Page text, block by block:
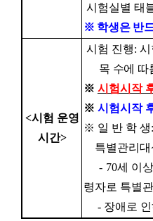
시험실별 태
※ 학생은 반
<시험 운영
시간>
시험 진행:시
목 수에 따
※ 시험시작
※ 시험시작
※ 일 반 학 생:
특별관리대
- 70세 이
령자로 특별
- 장애로